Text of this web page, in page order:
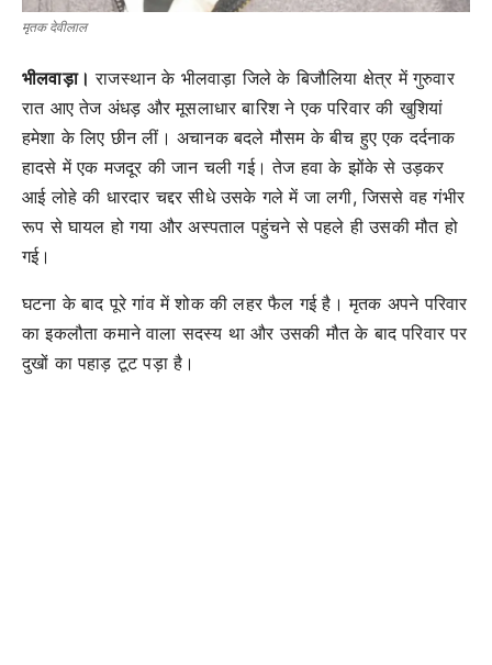
मृतक देवीलाल
भीलवाड़ा। राजस्थान के भीलवाड़ा जिले के बिजौलिया क्षेत्र में गुरुवार
रात आए तेज अंधड़ और मूसलाधार बारिश ने एक परिवार की खुशियां
हमेशा के लिए छीन लीं। अचानक बदले मौसम के बीच हुए एक दर्दनाक
हादसे में एक मजदूर की जान चली गई। तेज हवा के झोंके से उड़कर
आई लोहे की धारदार चद्दर सीधे उसके गले में जा लगी, जिससे वह गंभीर
रूप से घायल हो गया और अस्पताल पहुंचने से पहले ही उसकी मौत हो
गई।
घटना के बाद पूरे गांव में शोक की लहर फैल गई है। मृतक अपने परिवार
का इकलौता कमाने वाला सदस्य था और उसकी मौत के बाद परिवार पर
दुखों का पहाड़ टूट पड़ा है।